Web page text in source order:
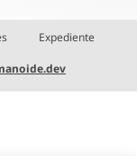
Expediente